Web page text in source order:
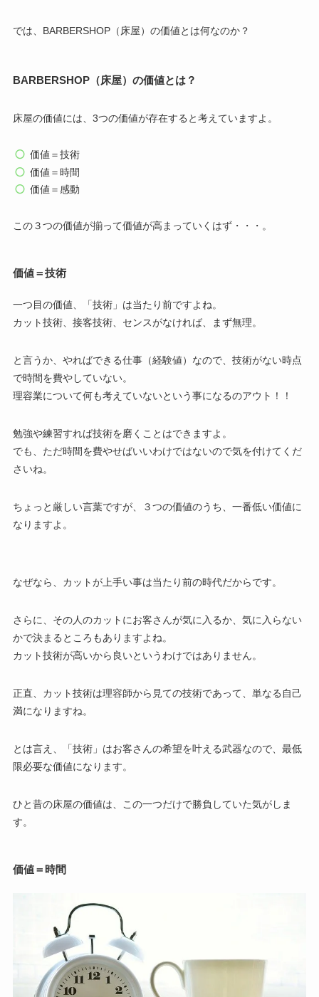
では、BARBERSHOP（床屋）の価値とは何なのか？
BARBERSHOP（床屋）の価値とは？
床屋の価値には、3つの価値が存在すると考えていますよ。
価値＝技術
価値＝時間
価値＝感動
この３つの価値が揃って価値が高まっていくはず・・・。
価値＝技術
一つ目の価値、「技術」は当たり前ですよね。
カット技術、接客技術、センスがなければ、まず無理。
と言うか、やればできる仕事（経験値）なので、技術がない時点
で時間を費やしていない。
理容業について何も考えていないという事になるのアウト！！
勉強や練習すれば技術を磨くことはできますよ。
でも、ただ時間を費やせばいいわけではないので気を付けてくだ
さいね。
ちょっと厳しい言葉ですが、３つの価値のうち、一番低い価値に
なりますよ。
なぜなら、カットが上手い事は当たり前の時代だからです。
さらに、その人のカットにお客さんが気に入るか、気に入らない
かで決まるところもありますよね。
カット技術が高いから良いというわけではありません。
正直、カット技術は理容師から見ての技術であって、単なる自己
満になりますね。
とは言え、「技術」はお客さんの希望を叶える武器なので、最低
限必要な価値になります。
ひと昔の床屋の価値は、この一つだけで勝負していた気がしま
す。
価値＝時間